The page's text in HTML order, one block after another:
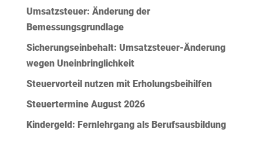
Umsatzsteuer: Änderung der
Bemessungsgrundlage
Sicherungseinbehalt: Umsatzsteuer-Änderung
wegen Uneinbringlichkeit
Steuervorteil nutzen mit Erholungsbeihilfen
Steuertermine August 2026
Kindergeld: Fernlehrgang als Berufsausbildung